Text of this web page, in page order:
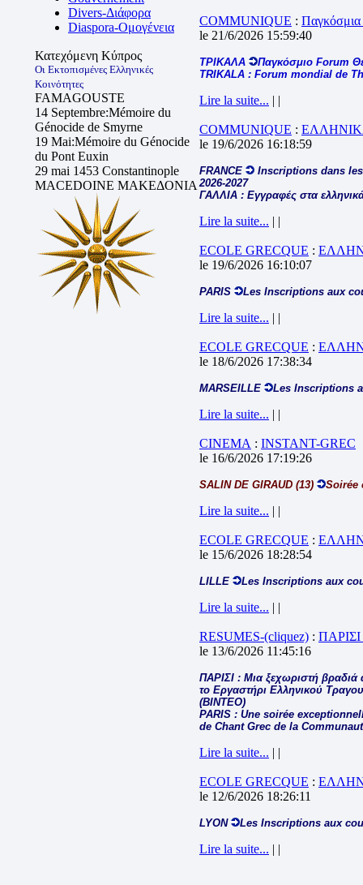
Divers-Διάφορα
Diaspora-Ομογένεια
Κατεχόμενη Κύπρος
Οι Εκτοπισμένες Ελληνικές
Κοινότητες
FAMAGOUSTE
14 Septembre:Mémoire du
Génocide de Smyrne
19 Mai:Mémoire du Génocide
du Pont Euxin
29 mai 1453 Constantinople
MACEDOINE ΜΑΚΕΔΟΝΙΑ
COMMUNIQUE :
le 21/6/2026 15:59:40
ΤΡΙΚΑΛΑ
Παγκόσμιο Forum
TRIKALA : Forum mondial de
Lire la suite... | |
COMMUNIQUE :
le 19/6/2026 16:18:59
FRANCE
Inscriptions dans
2026-2027
ΓΑΛΛΙΑ : Εγγραφές στα
Lire la suite... | |
ECOLE GRECQUE :
le 19/6/2026 16:10:07
PARIS Les Inscriptions aux
Lire la suite... | |
ECOLE GRECQUE :
le 18/6/2026 17:38:34
MARSEILLE Les Inscriptions
Lire la suite... | |
CINEMA : INSTANT-GREC
le 16/6/2026 17:19:26
SALIN DE GIRAUD (13) Soirée
Lire la suite... | |
ECOLE GRECQUE :
le 15/6/2026 18:28:54
LILLE Les Inscriptions aux
Lire la suite... | |
RESUMES-(cliquez) : ΠΑΡΙΣΙ
le 13/6/2026 11:45:16
ΠΑΡΙΣΙ : Μια ξεχωριστή βραδιά
το Εργαστήρι Ελληνικού
(ΒΙΝΤΕΟ)
PARIS : Une soirée
de Chant Grec de la
Lire la suite... | |
ECOLE GRECQUE :
le 12/6/2026 18:26:11
LYON Les Inscriptions aux
Lire la suite... | |